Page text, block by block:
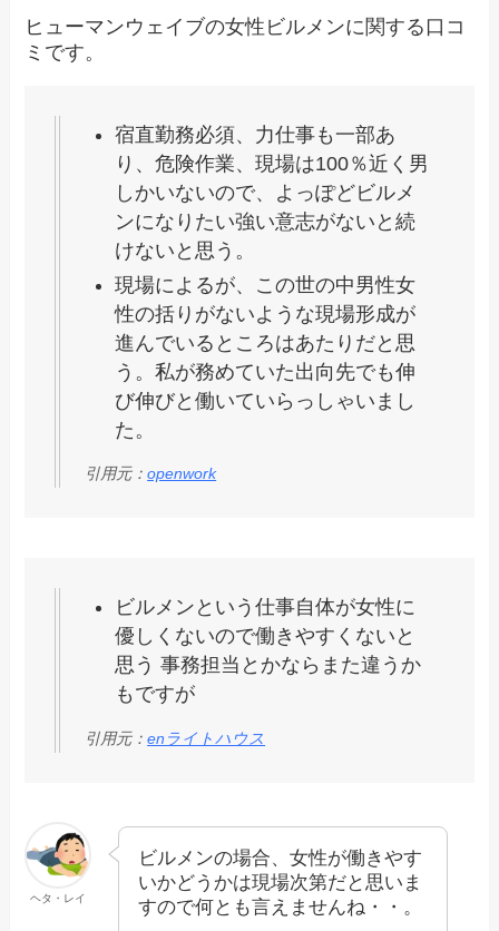
ヒューマンウェイブの女性ビルメンに関する口コ
ミです。
宿直勤務必須、力仕事も一部あ
り、危険作業、現場は100％近く男
しかいないので、よっぽどビルメ
ンになりたい強い意志がないと続
けないと思う。
現場によるが、この世の中男性女
性の括りがないような現場形成が
進んでいるところはあたりだと思
う。私が務めていた出向先でも伸
び伸びと働いていらっしゃいまし
た。
引用元：openwork
ビルメンという仕事自体が女性に
優しくないので働きやすくないと
思う 事務担当とかならまた違うか
もですが
引用元：enライトハウス
ヘタ・レイ
ビルメンの場合、女性が働きやす
いかどうかは現場次第だと思いま
すので何とも言えませんね・・。